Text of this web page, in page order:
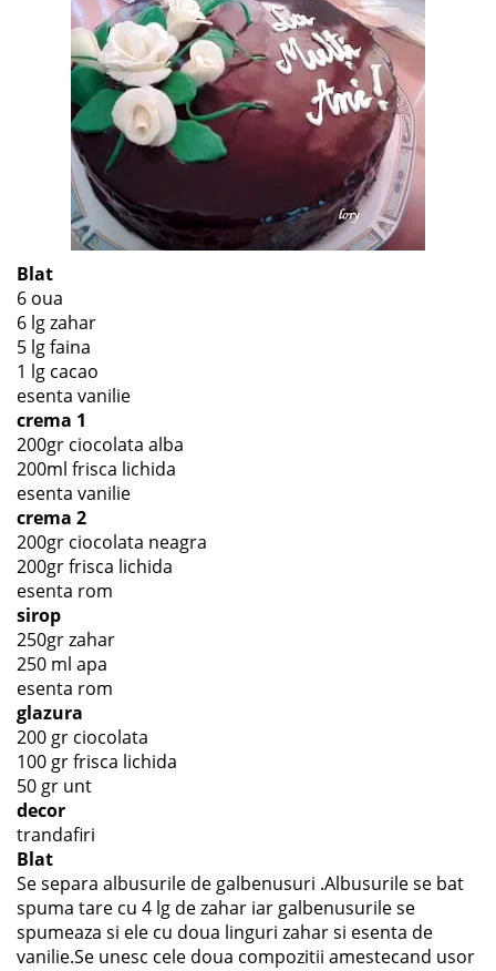
Blat
6 oua
6 lg zahar
5 lg faina
1 lg cacao
esenta vanilie
crema 1
200gr ciocolata alba
200ml frisca lichida
esenta vanilie
crema 2
200gr ciocolata neagra
200gr frisca lichida
esenta rom
sirop
250gr zahar
250 ml apa
esenta rom
glazura
200 gr ciocolata
100 gr frisca lichida
50 gr unt
decor
trandafiri
Blat
Se separa albusurile de galbenusuri .Albusurile se bat
spuma tare cu 4 lg de zahar iar galbenusurile se
spumeaza si ele cu doua linguri zahar si esenta de
vanilie.Se unesc cele doua compozitii amestecand usor